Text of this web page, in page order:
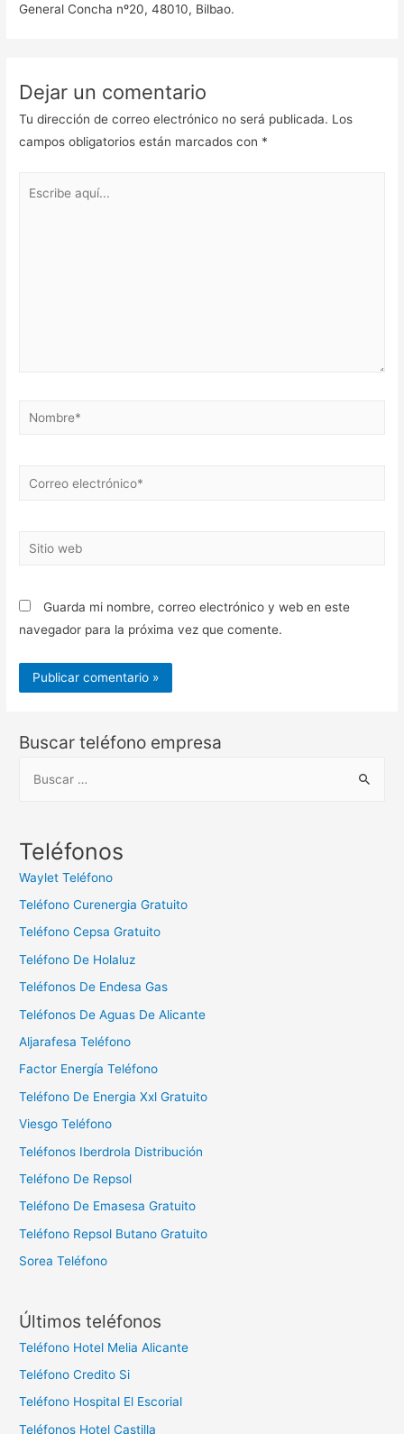
General Concha nº20, 48010, Bilbao.
Dejar un comentario
Tu dirección de correo electrónico no será publicada. Los
campos obligatorios están marcados con *
Nombre*
Correo
Sitio
Guarda mi nombre, correo electrónico y web en este
navegador para la próxima vez que comente.
Buscar teléfono empresa
c
:
Teléfonos
Waylet Teléfono
Teléfono Curenergia Gratuito
Teléfono Cepsa Gratuito
Teléfono De Holaluz
Teléfonos De Endesa Gas
Teléfonos De Aguas De Alicante
Aljarafesa Teléfono
Factor Energía Teléfono
Teléfono De Energia Xxl Gratuito
Viesgo Teléfono
Teléfonos Iberdrola Distribución
Teléfono De Repsol
Teléfono De Emasesa Gratuito
Teléfono Repsol Butano Gratuito
Sorea Teléfono
Últimos teléfonos
Teléfono Hotel Melia Alicante
Teléfono Credito Si
Teléfono Hospital El Escorial
Teléfonos Hotel Castilla